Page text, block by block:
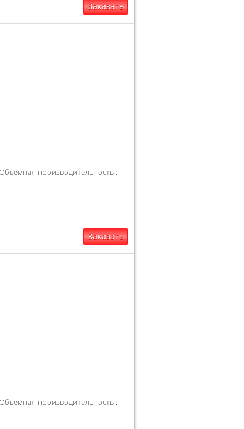
Заказать
производительность :
Заказать
производительность :